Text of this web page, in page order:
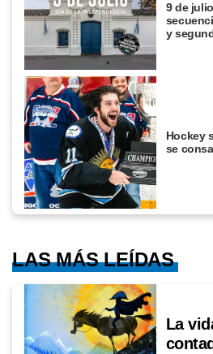
9 de
y
Hockey
se
LAS MÁS LEÍDAS
La